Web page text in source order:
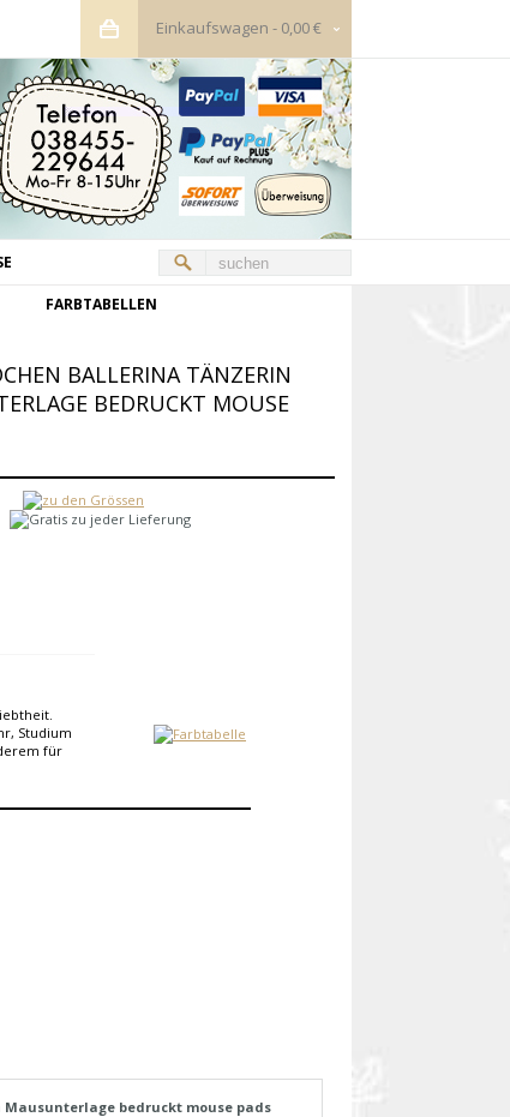
Einkaufswagen - 0,00 €
FARBTABELLEN
BALLERINA TÄNZERIN
BEDRUCKT MOUSE
Studium
für
bedruckt mouse pads